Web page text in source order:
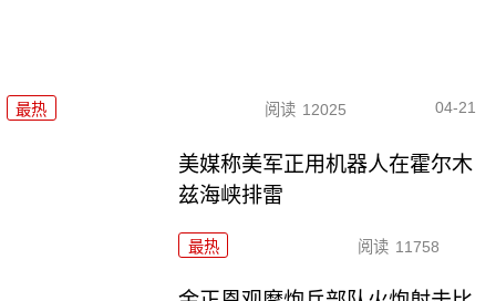
最热 阅读 12025 04-21
美媒称美军正用机器人在霍尔木
兹海峡排雷
最热 阅读 11758